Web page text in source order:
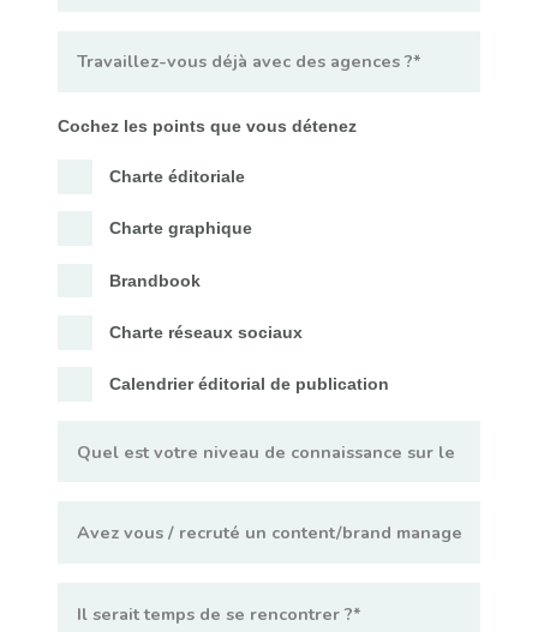
Cochez les points que vous détenez
Charte éditoriale
Charte graphique
Brandbook
Charte réseaux sociaux
Calendrier éditorial de publication